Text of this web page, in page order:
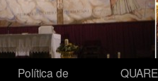
Política de